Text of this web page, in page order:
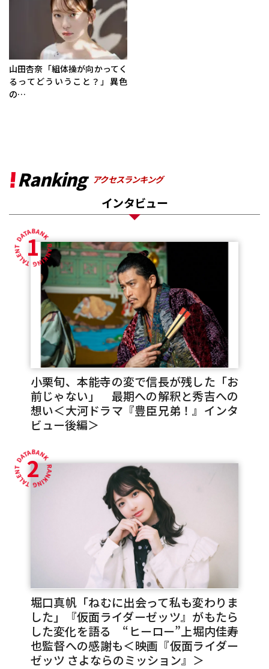
山田杏奈「組体操が向かってく
るってどういうこと？」異色
の…
Ranking アクセスランキング
インタビュー
1
小栗旬、本能寺の変で信長が残した「お
前じゃない」 最期への解釈と秀吉への
想い＜大河ドラマ『豊臣兄弟！』インタ
ビュー後編＞
2
堀口真帆「ねむに出会って私も変わりま
した」『仮面ライダーゼッツ』がもたら
した変化を語る “ヒーロー”上堀内佳寿
也監督への感謝も＜映画『仮面ライダー
ゼッツ さよならのミッション』＞